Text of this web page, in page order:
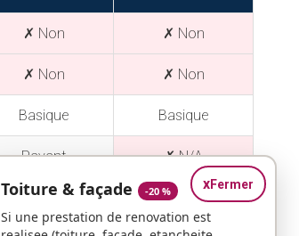
✗ Non ✗ Non
✗ Non ✗ Non
Basique Basique
Payant ✗ N/A
✗ Non ✗ Non
xFermer
Toiture & façade -20 %
Si une prestation de renovation est